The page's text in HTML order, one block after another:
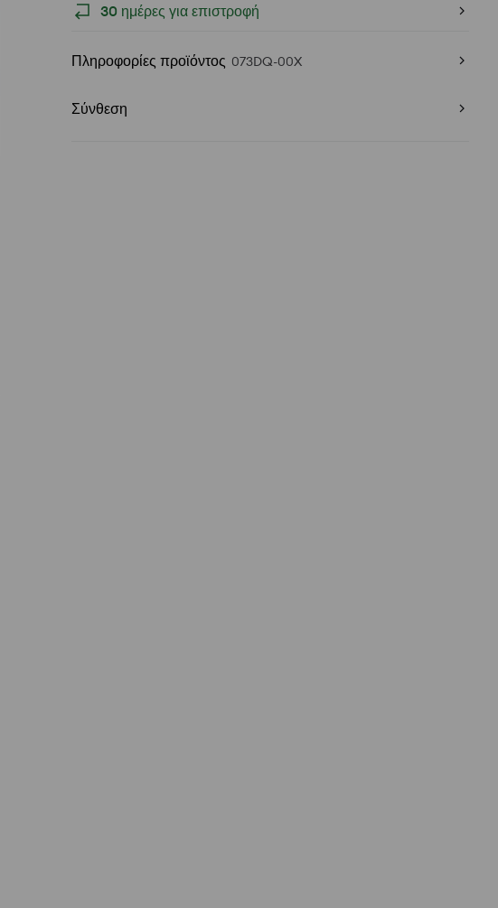
30 ημέρες για επιστροφή
Πληροφορίες προϊόντος 073DQ-00X
Σύνθεση